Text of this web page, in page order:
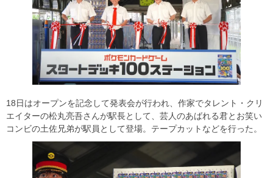
18日はオープンを記念して発表会が行われ、作家でタレント・クリ
エイターの松丸亮吾さんが駅長として、芸人のあばれる君とお笑い
コンビの土佐兄弟が駅員として登場。テープカットなどを行った。